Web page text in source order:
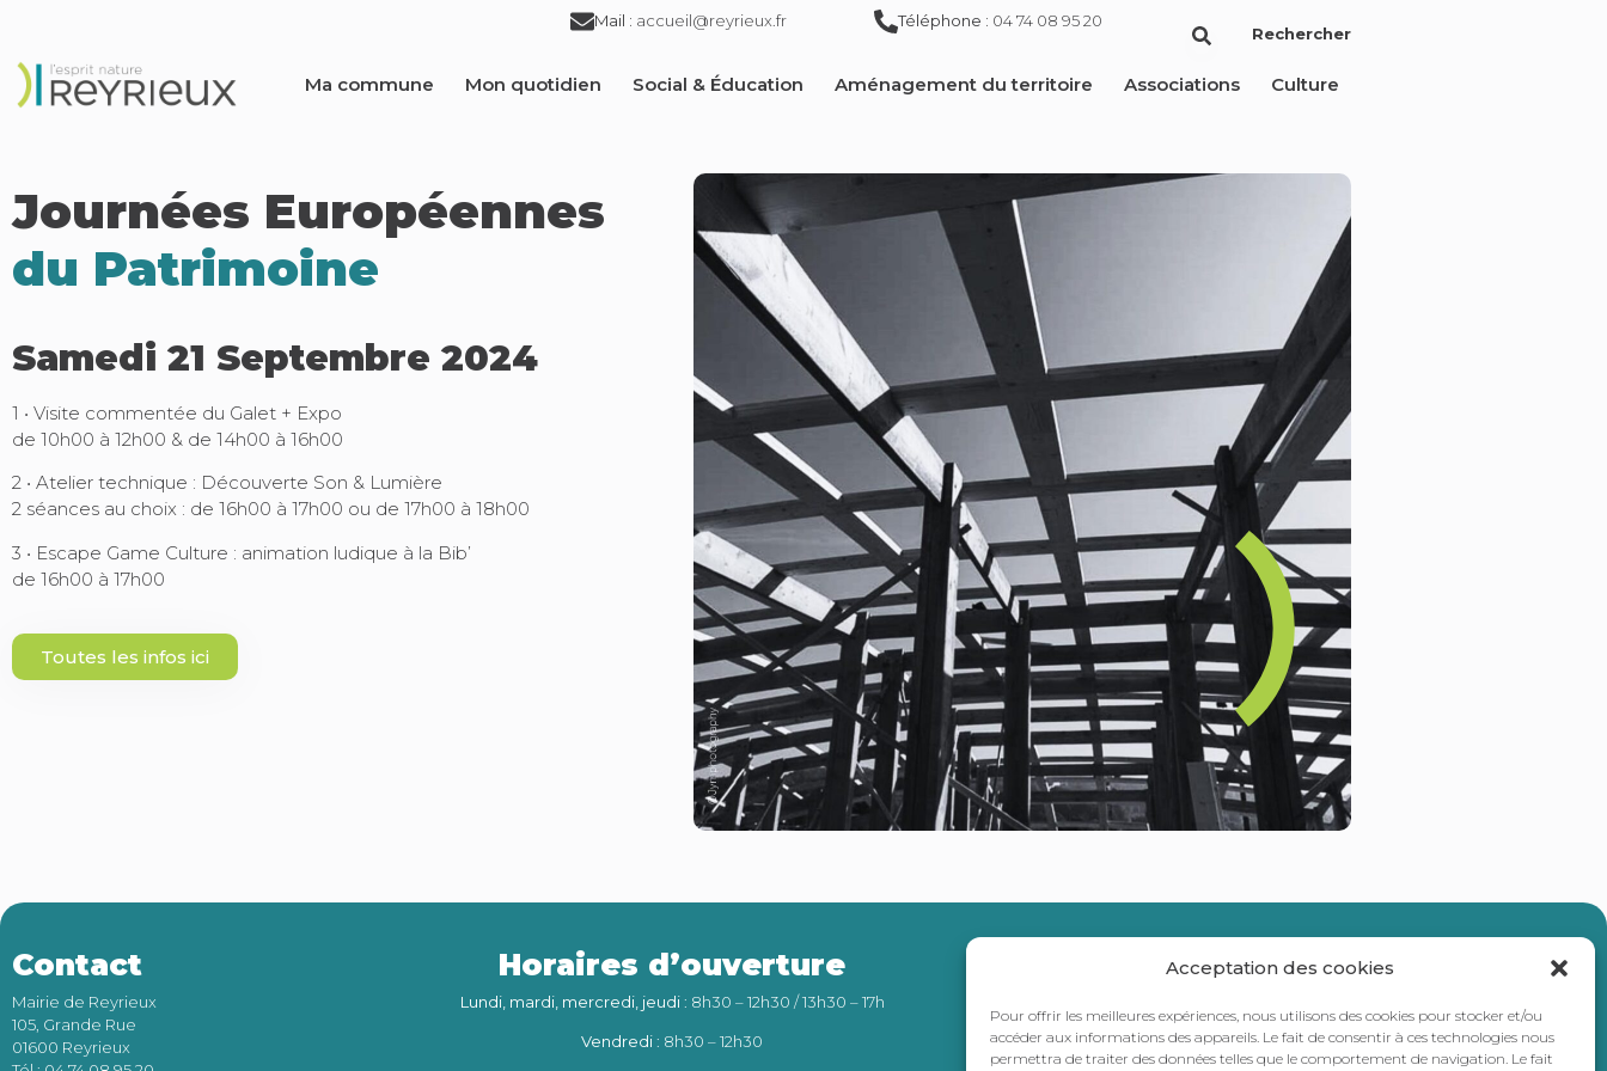
Acceptation des cookies
Pour offrir les meilleures expériences, nous utilisons des cookies pour stocker et/ou
accéder aux informations des appareils. Le fait de consentir à ces technologies nous
permettra de traiter des données telles que le comportement de navigation. Le fait
Mail : accueil@reyrieux.fr Téléphone : 04 74 08 95 20
Rechercher
Ma commune Mon quotidien Social & Éducation Aménagement du territoire Associations Culture
Journées Européennes
du Patrimoine
Samedi 21 Septembre 2024
1 • Visite commentée du Galet + Expo
de 10h00 à 12h00 & de 14h00 à 16h00
2 • Atelier technique : Découverte Son & Lumière
2 séances au choix : de 16h00 à 17h00 ou de 17h00 à 18h00
3 • Escape Game Culture : animation ludique à la Bib’
de 16h00 à 17h00
Toutes les infos ici
Contact
Mairie de Reyrieux
105, Grande Rue
01600 Reyrieux
Horaires d’ouverture
Lundi, mardi, mercredi, jeudi: 8h30 – 12h30 / 13h30 – 17h
Vendredi: 8h30 – 12h30
Intercommunalité